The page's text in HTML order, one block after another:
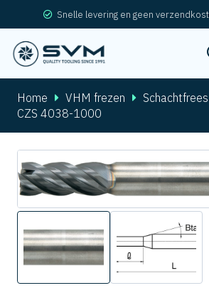
Snelle levering en geen
Home VHM frezen
Schachtfrees
CZS 4038-1000